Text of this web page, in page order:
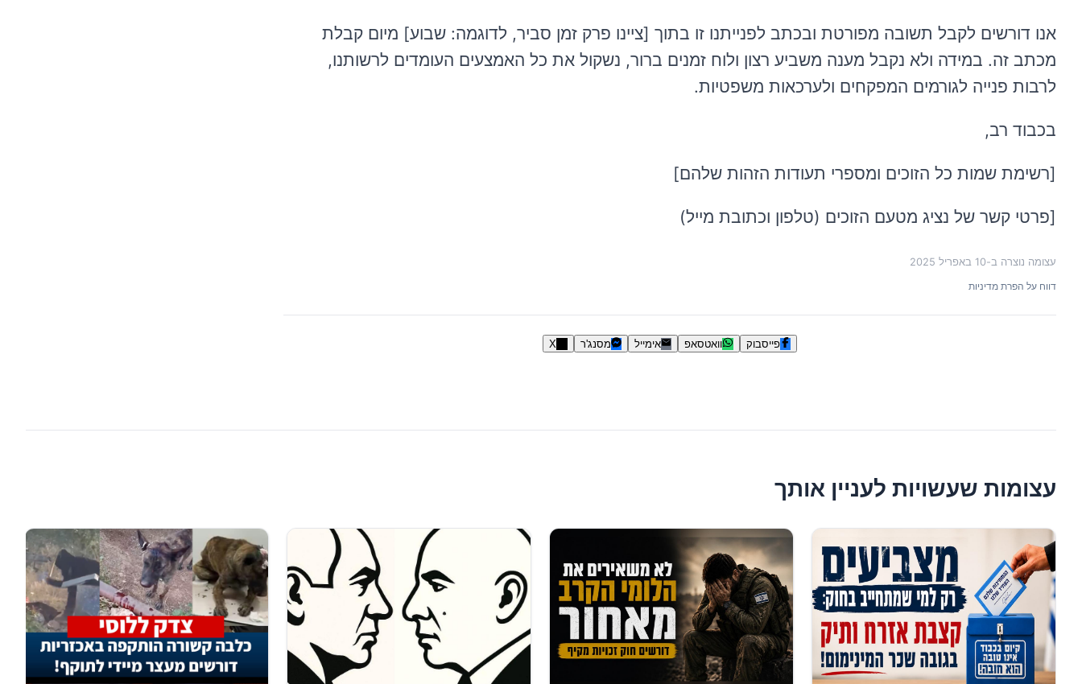
אנו דורשים לקבל תשובה מפורטת ובכתב לפנייתנו זו בתוך [ציינו פרק זמן סביר, לדוגמה: שבוע] מיום קבלת
מכתב זה. במידה ולא נקבל מענה משביע רצון ולוח זמנים ברור, נשקול את כל האמצעים העומדים לרשותנו,
לרבות פנייה לגורמים המפקחים ולערכאות משפטיות.
בכבוד רב,
[רשימת שמות כל הזוכים ומספרי תעודות הזהות שלהם]
[פרטי קשר של נציג מטעם הזוכים (טלפון וכתובת מייל)
עצומה נוצרה ב-10 באפריל 2025
דווח על הפרת מדיניות
פייסבוק וואטסאפ אימייל מסנג'ר X
עצומות שעשויות לעניין אותך